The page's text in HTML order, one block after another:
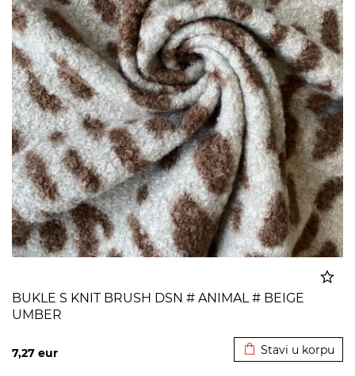
BUKLE S KNIT BRUSH DSN # ANIMAL # BEIGE
UMBER
7,27 eur Stavi u korpu